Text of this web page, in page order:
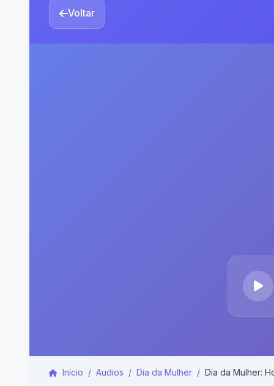
Voltar
Início Audios Dia da Mulher Dia da Mulher: